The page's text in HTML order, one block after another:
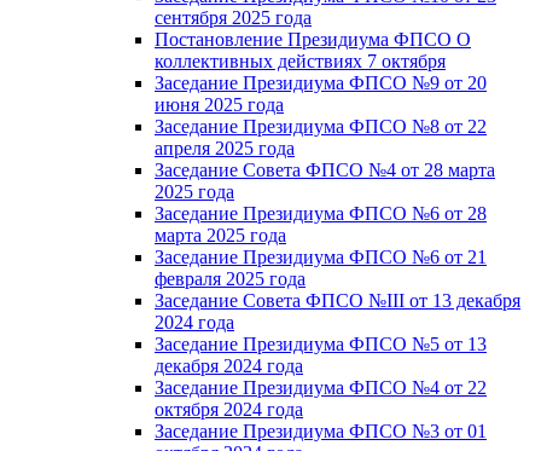
сентября 2025 года
Постановление Президиума ФПСО О
коллективных действиях 7 октября
Заседание Президиума ФПСО №9 от 20
июня 2025 года
Заседание Президиума ФПСО №8 от 22
апреля 2025 года
Заседание Совета ФПСО №4 от 28 марта
2025 года
Заседание Президиума ФПСО №6 от 28
марта 2025 года
Заседание Президиума ФПСО №6 от 21
февраля 2025 года
Заседание Совета ФПСО №III от 13 декабря
2024 года
Заседание Президиума ФПСО №5 от 13
декабря 2024 года
Заседание Президиума ФПСО №4 от 22
октября 2024 года
Заседание Президиума ФПСО №3 от 01